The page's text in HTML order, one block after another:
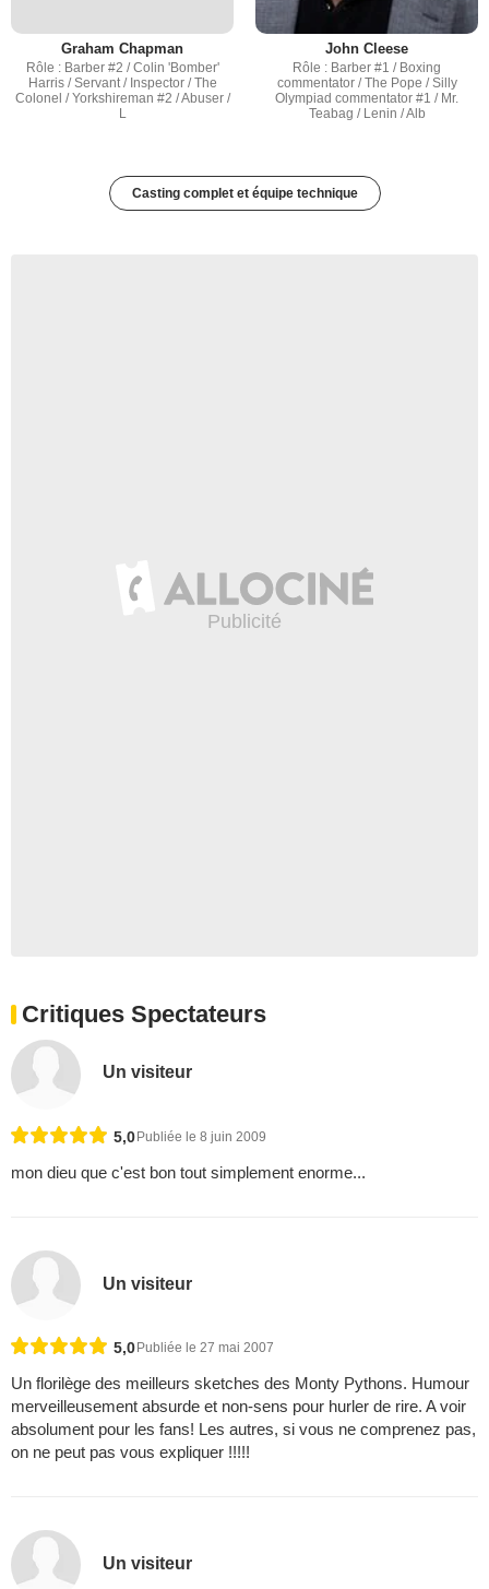
Graham Chapman
Rôle : Barber #2 / Colin 'Bomber'
Harris / Servant / Inspector / The
Colonel / Yorkshireman #2 / Abuser /
L
John Cleese
Rôle : Barber #1 / Boxing
commentator / The Pope / Silly
Olympiad commentator #1 / Mr.
Teabag / Lenin / Alb
Casting complet et équipe technique
Critiques Spectateurs
Un visiteur
5,0 Publiée le 8 juin 2009
mon dieu que c'est bon tout simplement enorme...
Un visiteur
5,0 Publiée le 27 mai 2007
Un florilège des meilleurs sketches des Monty Pythons. Humour
merveilleusement absurde et non-sens pour hurler de rire. A voir
absolument pour les fans! Les autres, si vous ne comprenez pas,
on ne peut pas vous expliquer !!!!!
Un visiteur